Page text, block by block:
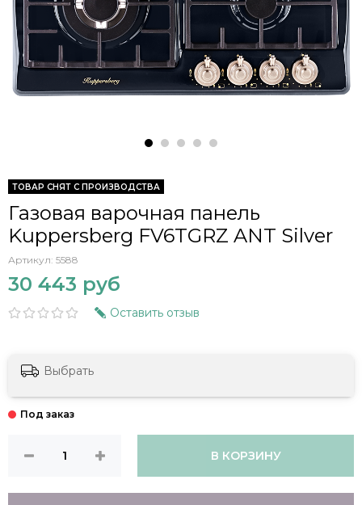
ТОВАР СНЯТ С ПРОИЗВОДСТВА
Газовая варочная панель
Kuppersberg FV6TGRZ ANT Silver
Артикул: 5588
30 443 руб
Оставить отзыв
Выбрать
В КОРЗИНУ